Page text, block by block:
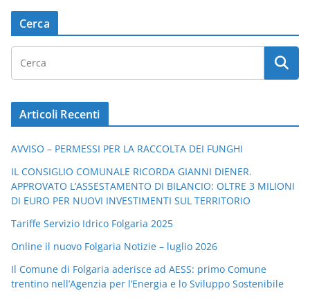
Cerca
Articoli Recenti
AVVISO – PERMESSI PER LA RACCOLTA DEI FUNGHI
IL CONSIGLIO COMUNALE RICORDA GIANNI DIENER.
APPROVATO L’ASSESTAMENTO DI BILANCIO: OLTRE 3 MILIONI
DI EURO PER NUOVI INVESTIMENTI SUL TERRITORIO
Tariffe Servizio Idrico Folgaria 2025
Online il nuovo Folgaria Notizie – luglio 2026
Il Comune di Folgaria aderisce ad AESS: primo Comune
trentino nell’Agenzia per l’Energia e lo Sviluppo Sostenibile